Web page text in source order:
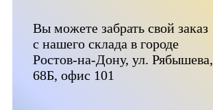
Вы можете забрать свой заказ
с нашего склада в городе
Ростов-на-Дону, ул. Рябышева,
68Б, офис 101